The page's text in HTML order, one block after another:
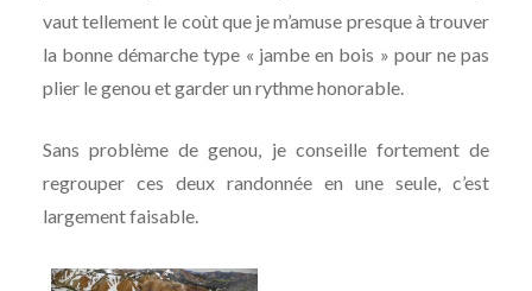
vaut tellement le coùt que je m’amuse presque à trouver
la bonne démarche type « jambe en bois » pour ne pas
plier le genou et garder un rythme honorable.
Sans problème de genou, je conseille fortement de
regrouper ces deux randonnée en une seule, c’est
largement faisable.